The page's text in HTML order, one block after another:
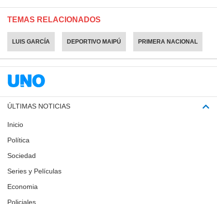
TEMAS RELACIONADOS
LUIS GARCÍA DEPORTIVO MAIPÚ PRIMERA NACIONAL
ÚLTIMAS NOTICIAS
Inicio
Política
Sociedad
Series y Películas
Economia
Policiales